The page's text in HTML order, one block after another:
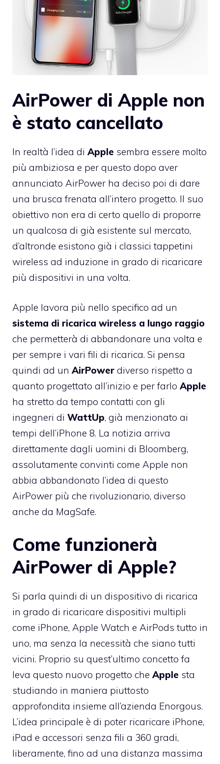
AirPower di Apple non
è stato cancellato
In realtà l’idea di Apple sembra essere molto
più ambiziosa e per questo dopo aver
annunciato AirPower ha deciso poi di dare
una brusca frenata all’intero progetto. Il suo
obiettivo non era di certo quello di proporre
un qualcosa di già esistente sul mercato,
d’altronde esistono già i classici tappetini
wireless ad induzione in grado di ricaricare
più dispositivi in una volta.
Apple lavora più nello specifico ad un
sistema di ricarica wireless a lungo raggio
che permetterà di abbandonare una volta e
per sempre i vari fili di ricarica. Si pensa
quindi ad un AirPower diverso rispetto a
quanto progettato all’inizio e per farlo Apple
ha stretto da tempo contatti con gli
ingegneri di WattUp, già menzionato ai
tempi dell’iPhone 8. La notizia arriva
direttamente dagli uomini di Bloomberg,
assolutamente convinti come Apple non
abbia abbandonato l’idea di questo
AirPower più che rivoluzionario, diverso
anche da MagSafe.
Come funzionerà
AirPower di Apple?
Si parla quindi di un dispositivo di ricarica
in grado di ricaricare dispositivi multipli
come iPhone, Apple Watch e AirPods tutto in
uno, ma senza la necessità che siano tutti
vicini. Proprio su quest’ultimo concetto fa
leva questo nuovo progetto che Apple sta
studiando in maniera piuttosto
approfondita insieme all’azienda Enorgous.
L’idea principale è di poter ricaricare iPhone,
iPad e accessori senza fili a 360 gradi,
liberamente, fino ad una distanza massima